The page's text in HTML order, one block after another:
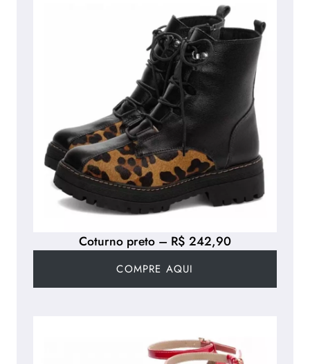
Coturno preto – R$ 242,90
COMPRE AQUI